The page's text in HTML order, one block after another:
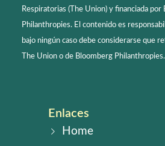
Respiratorias (The Union) y financiada por
Philanthropies. El contenido es
bajo ningún caso debe considerarse que
The Union o de Bloomberg Philanthropies.
Enlaces
Home